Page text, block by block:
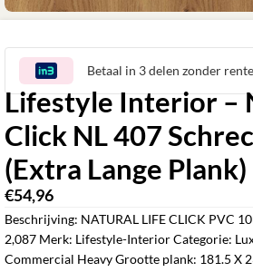
Betaal in 3 delen zonder
Lifestyle Interior –
Click NL 407
(Extra Lange Plank)
€54,96
Beschrijving: NATURAL LIFE CLICK PVC
2,087 Merk: Lifestyle-Interior Categorie:
Commercial Heavy Grootte plank: 181.5 X